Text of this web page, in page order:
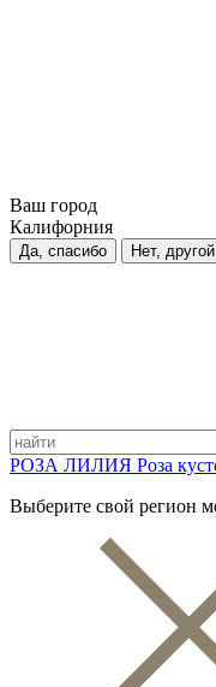
Ваш город
Калифорния
Да, спасибо Нет, другой
РОЗА ЛИЛИЯ Роза
Выберите свой регион